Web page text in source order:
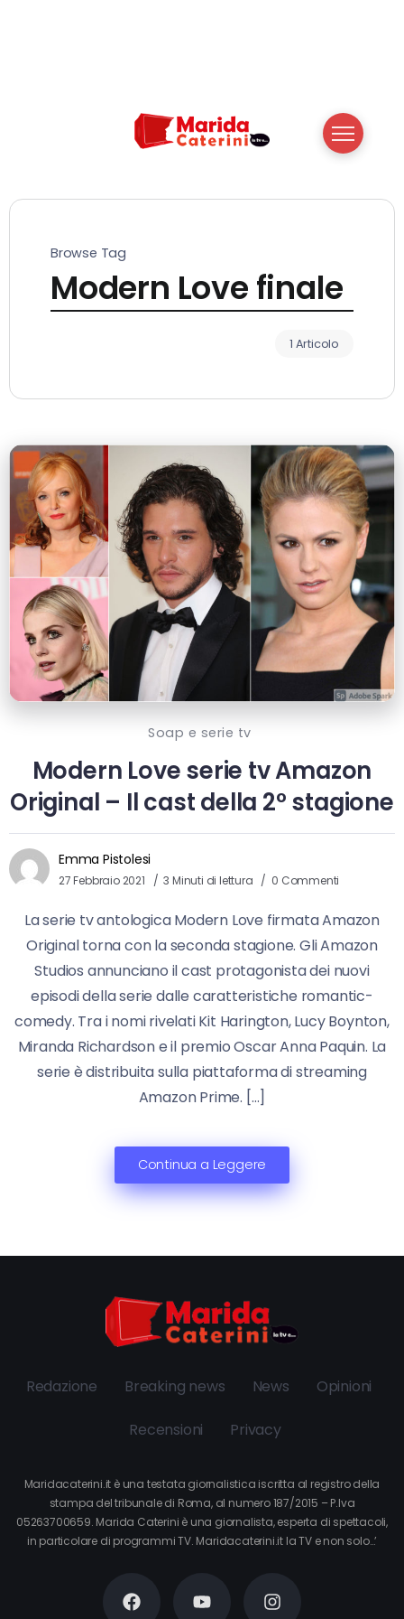
Browse Tag
Modern Love finale
1 Articolo
Soap e serie tv
Modern Love serie tv Amazon
Original – Il cast della 2° stagione
Emma Pistolesi
27 Febbraio 2021 3 Minuti di lettura 0 Commenti
La serie tv antologica Modern Love firmata Amazon
Original torna con la seconda stagione. Gli Amazon
Studios annunciano il cast protagonista dei nuovi
episodi della serie dalle caratteristiche romantic-
comedy. Tra i nomi rivelati Kit Harington, Lucy Boynton,
Miranda Richardson e il premio Oscar Anna Paquin. La
serie è distribuita sulla piattaforma di streaming
Amazon Prime. […]
Continua a Leggere
Redazione Breaking news News Opinioni
Recensioni Privacy
Maridacaterini.it è una testata giornalistica iscritta al registro della
stampa del tribunale di Roma, al numero 187/2015 – P.Iva
05263700659. Marida Caterini è una giornalista, esperta di spettacoli,
in particolare di programmi TV. Maridacaterini.it la TV e non solo…’